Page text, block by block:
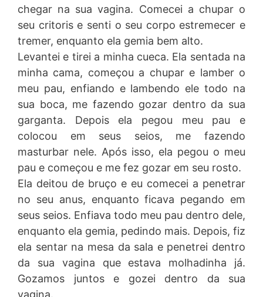
chegar na sua vagina. Comecei a chupar o
seu critoris e senti o seu corpo estremecer e
tremer, enquanto ela gemia bem alto.
Levantei e tirei a minha cueca. Ela sentada na
minha cama, começou a chupar e lamber o
meu pau, enfiando e lambendo ele todo na
sua boca, me fazendo gozar dentro da sua
garganta. Depois ela pegou meu pau e
colocou em seus seios, me fazendo
masturbar nele. Após isso, ela pegou o meu
pau e começou e me fez gozar em seu rosto.
Ela deitou de bruço e eu comecei a penetrar
no seu anus, enquanto ficava pegando em
seus seios. Enfiava todo meu pau dentro dele,
enquanto ela gemia, pedindo mais. Depois, fiz
ela sentar na mesa da sala e penetrei dentro
da sua vagina que estava molhadinha já.
Gozamos juntos e gozei dentro da sua
vagina.